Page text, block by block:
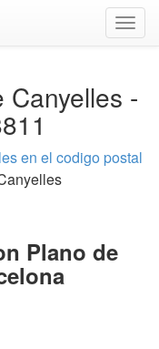
-
en el codigo postal
Plano de